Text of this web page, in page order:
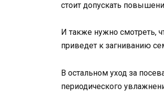
стоит допускать
И также нужно смотреть,
приведет к загниванию
В остальном уход за
периодического